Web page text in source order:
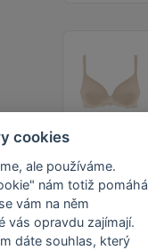
cookies
ale používáme.
nám totiž pomáhá
vám na něm
vás opravdu zajímají.
dáte souhlas, který